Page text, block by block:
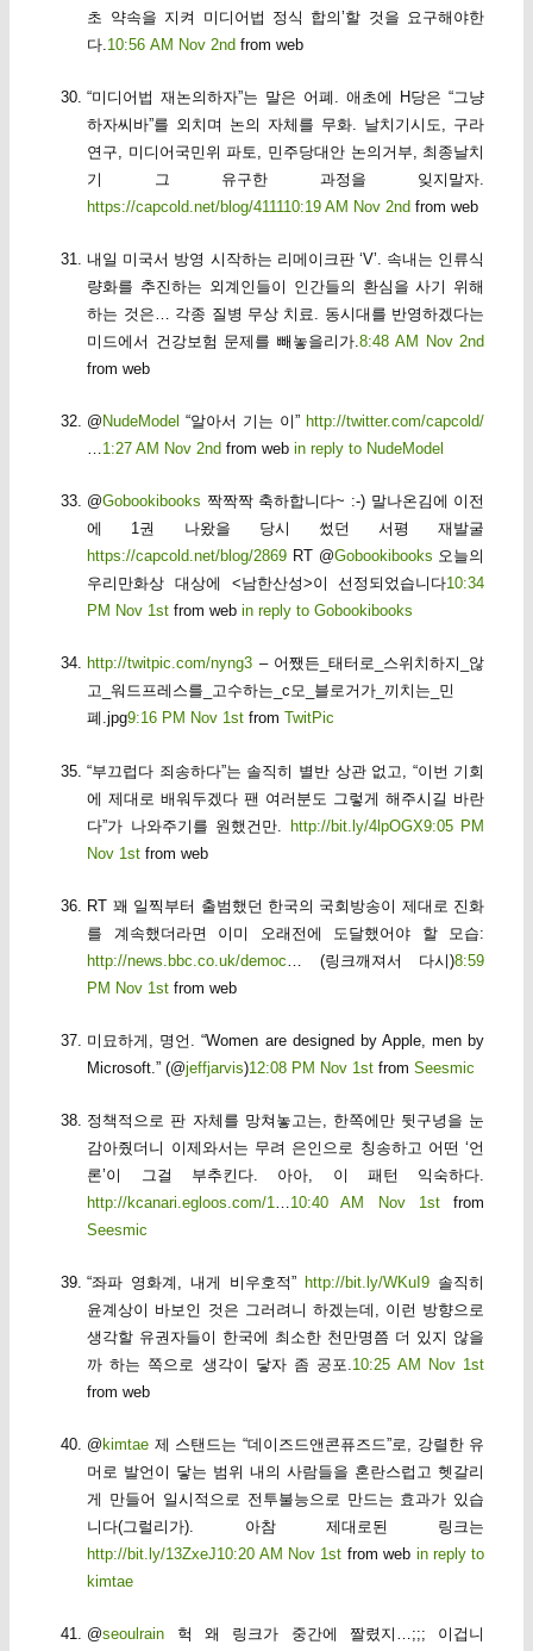
초 약속을 지켜 미디어법 정식 합의’할 것을 요구해야한
다. 10:56 AM Nov 2nd from web
“미디어법 재논의하자”는 말은 어폐. 애초에 H당은 “그냥
하자씨바”를 외치며 논의 자체를 무화. 날치기시도, 구라
연구, 미디어국민위 파토, 민주당대안 논의거부, 최종날치
기 그 유구한 과정을 잊지말자.
https://capcold.net/blog/4111 10:19 AM Nov 2nd from web
내일 미국서 방영 시작하는 리메이크판 ‘V’. 속내는 인류식
량화를 추진하는 외계인들이 인간들의 환심을 사기 위해
하는 것은… 각종 질병 무상 치료. 동시대를 반영하겠다는
미드에서 건강보험 문제를 빼놓을리가.8:48 AM Nov 2nd
from web
@ NudeModel “알아서 기는 이” http://twitter.com/capcold/
…1:27 AM Nov 2nd from web in reply to NudeModel
@Gobookibooks 짝짝짝 축하합니다~ :-) 말나온김에 이전
에 1권 나왔을 당시 썼던 서평 재발굴
https://capcold.net/blog/2869 RT @Gobookibooks 오늘의
우리만화상 대상에 <남한산성>이 선정되었습니다10:34
PM Nov 1st from web in reply to Gobookibooks
http://twitpic.com/nyng3 – 어쨌든_태터로_스위치하지_않
고_워드프레스를_고수하는_c모_블로거가_끼치는_민
폐.jpg9:16 PM Nov 1st fromTwitPic
“부끄럽다 죄송하다”는 솔직히 별반 상관 없고, “이번 기회
에 제대로 배워두겠다 팬 여러분도 그렇게 해주시길 바란
다”가 나와주기를 원했건만. http://bit.ly/4lpOGX9:05 PM
Nov 1st from web
RT 꽤 일찍부터 출범했던 한국의 국회방송이 제대로 진화
를 계속했더라면 이미 오래전에 도달했어야 할 모습:
http://news.bbc.co.uk/democ … (링크깨져서 다시)8:59
PM Nov 1st from web
미묘하게, 명언. “Women are designed by Apple, men by
Microsoft.” (@jeffjarvis)12:08 PM Nov 1st fromSeesmic
정책적으로 판 자체를 망쳐놓고는, 한쪽에만 뒷구녕을 눈
감아줬더니 이제와서는 무려 은인으로 칭송하고 어떤 ‘언
론’이 그걸 부추킨다. 아아, 이 패턴 익숙하다.
http://kcanari.egloos.com/1
10:40 AM Nov 1st
from
Seesmic
“좌파 영화계, 내게 비우호적” http://bit.ly/WKuI9 솔직히
윤계상이 바보인 것은 그러려니 하겠는데, 이런 방향으로
생각할 유권자들이 한국에 최소한 천만명쯤 더 있지 않을
까 하는 쪽으로 생각이 닿자 좀 공포.10:25 AM Nov 1st
from web
@ kimtae 제 스탠드는 “데이즈드앤콘퓨즈드”로, 강렬한 유
머로 발언이 닿는 범위 내의 사람들을 혼란스럽고 헷갈리
게 만들어 일시적으로 전투불능으로 만드는 효과가 있습
니다(그럴리가). 아참 제대로된 링크는
http://bit.ly/13ZxeJ10:20 AM Nov 1st from web in reply to
kimtae
@seoulrain 헉 왜 링크가 중간에 짤렸지…;;; 이겁니